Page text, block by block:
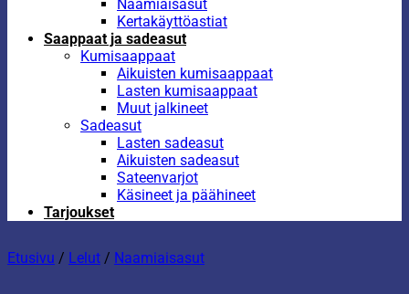
Naamiaisasut
Kertakäyttöastiat
Saappaat ja sadeasut
Kumisaappaat
Aikuisten kumisaappaat
Lasten kumisaappaat
Muut jalkineet
Sadeasut
Lasten sadeasut
Aikuisten sadeasut
Sateenvarjot
Käsineet ja päähineet
Tarjoukset
Etusivu / Lelut / Naamiaisasut